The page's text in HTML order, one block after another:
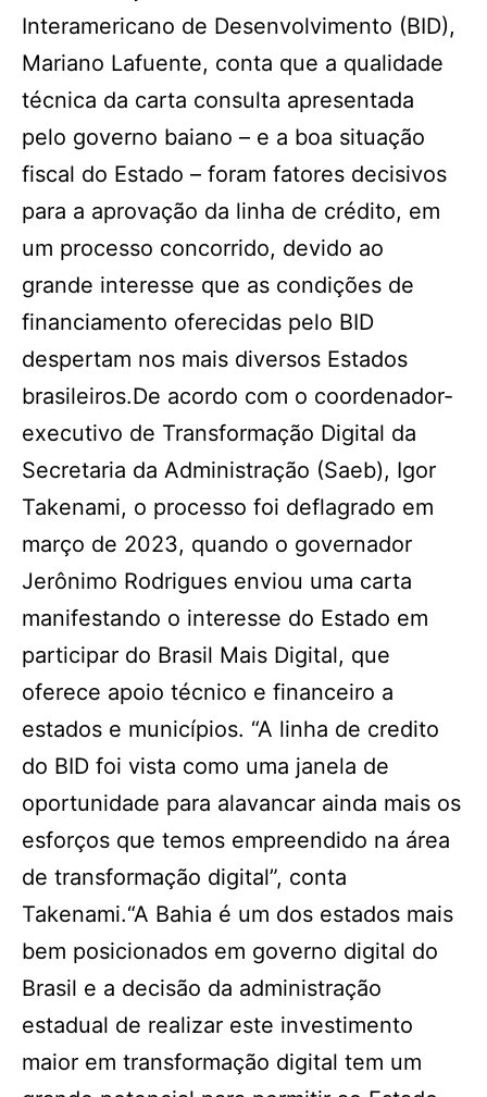
Interamericano de Desenvolvimento (BID),
Mariano Lafuente, conta que a qualidade
técnica da carta consulta apresentada
pelo governo baiano – e a boa situação
fiscal do Estado – foram fatores decisivos
para a aprovação da linha de crédito, em
um processo concorrido, devido ao
grande interesse que as condições de
financiamento oferecidas pelo BID
despertam nos mais diversos Estados
brasileiros.De acordo com o coordenador-
executivo de Transformação Digital da
Secretaria da Administração (Saeb), Igor
Takenami, o processo foi deflagrado em
março de 2023, quando o governador
Jerônimo Rodrigues enviou uma carta
manifestando o interesse do Estado em
participar do Brasil Mais Digital, que
oferece apoio técnico e financeiro a
estados e municípios. “A linha de credito
do BID foi vista como uma janela de
oportunidade para alavancar ainda mais os
esforços que temos empreendido na área
de transformação digital”, conta
Takenami.“A Bahia é um dos estados mais
bem posicionados em governo digital do
Brasil e a decisão da administração
estadual de realizar este investimento
maior em transformação digital tem um